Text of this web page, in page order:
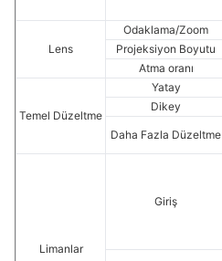
Lens
Odaklama/Zoom
Projeksiyon Boyutu
Atma oranı
Temel Düzeltme
Yatay
Dikey
Daha Fazla Düzeltme
Limanlar
Giriş